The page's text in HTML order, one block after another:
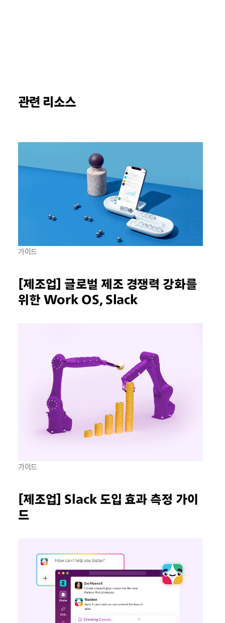
관련 리소스
가이드
[제조업] 글로벌 제조 경쟁력 강화를
위한 Work OS, Slack
가이드
[제조업] Slack 도입 효과 측정 가이
드